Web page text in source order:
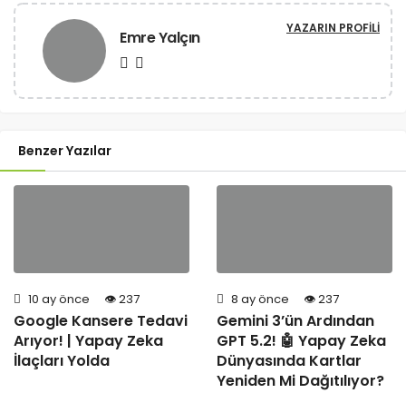
Emre Yalçın YAZARIN PROFILI
Benzer Yazılar
10 ay önce 237
Google Kansere Tedavi
Arıyor! | Yapay Zeka
İlaçları Yolda
8 ay önce 237
Gemini 3’ün Ardından
GPT 5.2! 🤖 Yapay Zeka
Dünyasında Kartlar
Yeniden Mi Dağıtılıyor?